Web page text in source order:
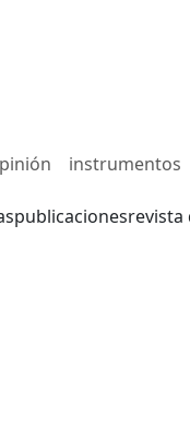
instrumentos
publicacionesrevista